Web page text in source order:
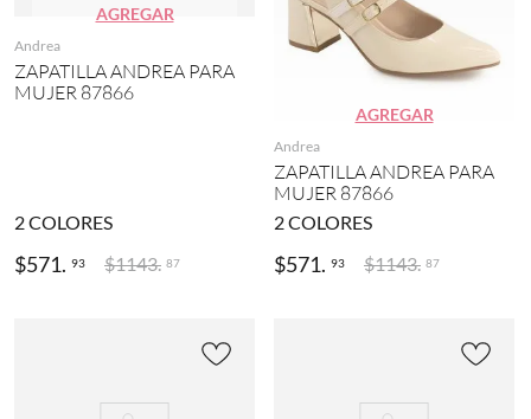
AGREGAR
Andrea
ZAPATILLA ANDREA PARA
MUJER 87866
2COLORES
$571. 93 $1143. 87
AGREGAR
Andrea
ZAPATILLA ANDREA PARA
MUJER 87866
2COLORES
$571. 93 $1143. 87